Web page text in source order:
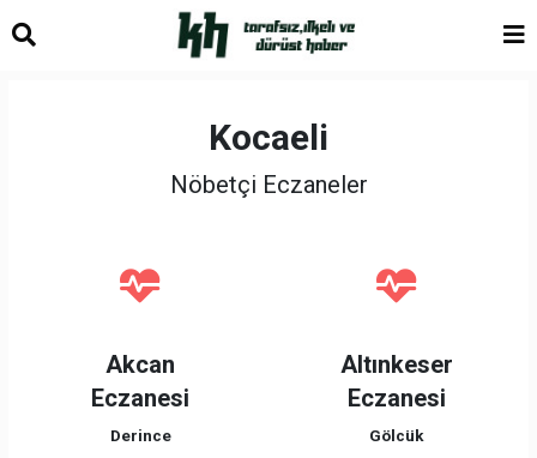
Kocaeli
Nöbetçi Eczaneler
Akcan
Eczanesi
Derince
Altınkeser
Eczanesi
Gölcük